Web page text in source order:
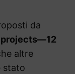
da
projects—12
altre
stato